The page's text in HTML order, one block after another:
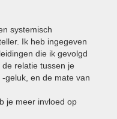
systemisch
Ik heb ingegeven
die ik gevolgd
relatie tussen je
geluk, en de mate van
je meer invloed op